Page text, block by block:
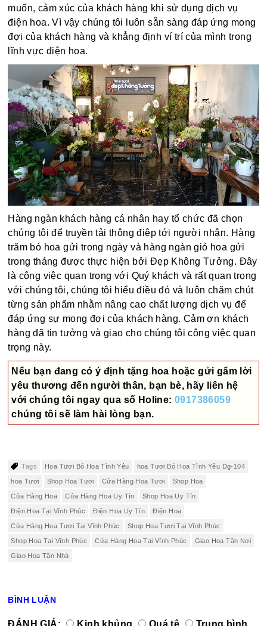
muốn, cảm xúc của khách hàng khi sử dụng dịch vụ
điện hoa. Vì vậy chúng tôi luôn sẵn sàng đáp ứng mong
đợi của khách hàng và khẳng định ví trí của mình trong
lĩnh vực điện hoa.
Hàng ngàn khách hàng cá nhân hay tổ chức đã chọn
chúng tôi để truyền tải thông điệp tới người nhận. Hàng
trăm bó hoa gửi trong ngày và hàng ngàn giỏ hoa gửi
trong tháng được thực hiện bởi Đẹp Không Tưởng. Đây
là công việc quan trọng với Quý khách và rất quan trọng
với chúng tôi, chúng tôi hiểu điều đó và luôn chăm chút
từng sản phẩm nhằm nâng cao chất lượng dịch vụ để
đáp ứng sự mong đợi của khách hàng. Cảm ơn khách
hàng đã tin tưởng và giao cho chúng tôi công việc quan
trọng này.
Nếu bạn đang có ý định tặng hoa hoặc gửi gấm lời
yêu thương đến người thân, bạn bè, hãy liên hệ
với chúng tôi ngay qua số Holine:0917386059
chúng tôi sẽ làm hài lòng bạn.
Tags Hoa Tươi Bó Hoa Tình Yêu hoa Tươi Bó Hoa Tình Yêu Dg-104
hoa Tươi Shop Hoa Tươi Cửa Hàng Hoa Tươi Shop Hoa
Cửa Hàng Hoa Cửa Hàng Hoa Uy Tín Shop Hoa Uy Tín
Điện Hoa Tại Vĩnh Phúc Điện Hoa Uy Tín Điện Hoa
Cửa Hàng Hoa Tươi Tại Vĩnh Phúc Shop Hoa Tươi Tại Vĩnh Phúc
Shop Hoa Tại Vĩnh Phúc Cửa Hàng Hoa Tại Vĩnh Phúc Giao Hoa Tận Nơi
Giao Hoa Tận Nhà
BÌNH LUẬN
ĐÁNH GIÁ: Kinh khủng Quá tệ Trung bình